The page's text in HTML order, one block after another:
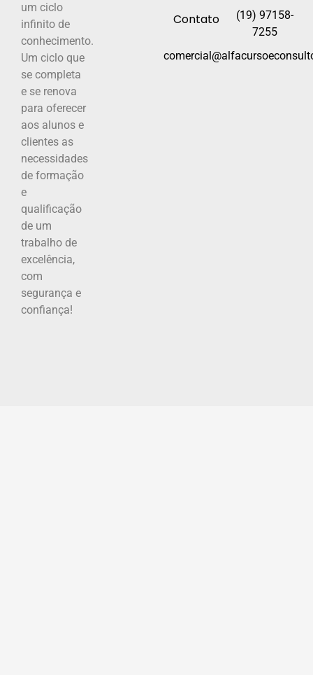
um ciclo
infinito de
conhecimento.
Um ciclo que
se completa
e se renova
para oferecer
aos alunos e
clientes as
necessidades
de formação
e
qualificação
de um
trabalho de
excelência,
com
segurança e
confiança!
Contato
(19) 97158-
7255